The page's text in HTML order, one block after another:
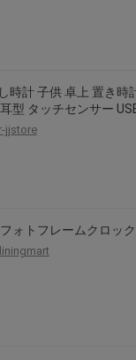
時計 子供 卓上 置き
型 タッチセンサー
jjstore
ォトフレームクロッ